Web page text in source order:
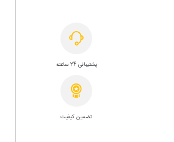
پشتیبانی 24 ساعته
تضمین کیفیت